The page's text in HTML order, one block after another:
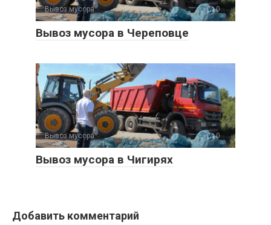
Вывоз мусора 0
Вывоз мусора в Череповце
Вывоз мусора 0
Вывоз мусора в Чигирях
Добавить комментарий